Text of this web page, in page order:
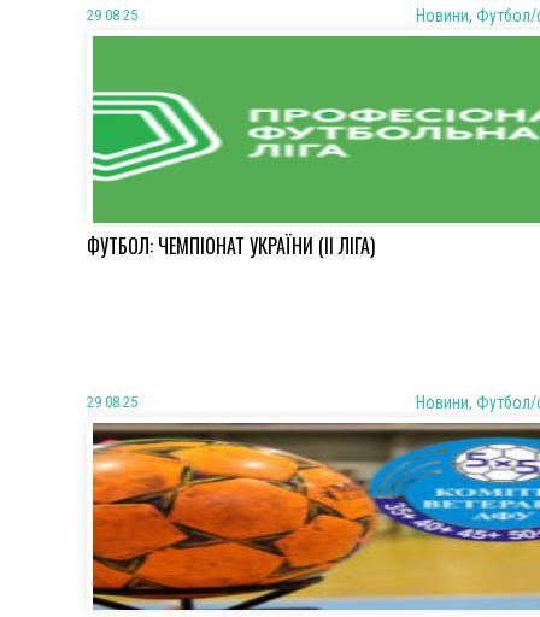
29 08 25 Новини, Футбол/
ФУТБОЛ: ЧЕМПІОНАТ УКРАЇНИ (ІІ ЛІГА)
29 08 25 Новини, Футбол/